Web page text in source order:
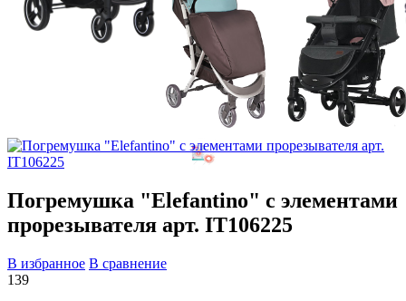
Погремушка "Elefantino" с элементами
прорезывателя арт. IT106225
В избранное В сравнение
139